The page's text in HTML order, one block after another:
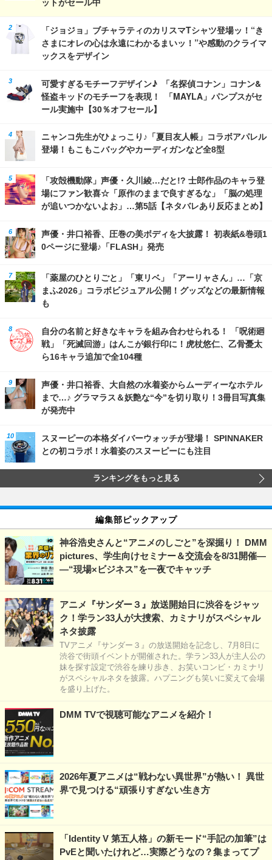
ットがセール中
「ジョジョ」ブチャラティのカリスマTシャツ登場ッ！“き
さまにオレの心は永遠にわかるまいッ！”や感動のクライマ
ックスをデザイン
可愛すぎるモチーフデザイン♪ 「名探偵コナン」コナン&
怪盗キッドのモチーフを表現！ 「MAYLA」パンプスがセ
ール実施中【30％オフセール】
ニャンコ先生がひょっこり♪「夏目友人帳」コラボアパレル
登場！もこもこバッグやカーディガンなど全8型
「攻殻機動隊」声優・久川綾…だと!? 士郎作品のキャラ登
場にファン歓喜☆「原作のままで良すぎるな」「脳の処理
が追いつかないよお」…第5話【ネタバレあり反応まとめ】
声優・井口裕香、圧巻の美ボディを大披露！ 初表紙&巻頭1
0ページに登場♪「FLASH」発売
「薬屋のひとりごと」「東リベ」「アーリャさん」…「京
まふ2026」コラボビジュアル公開！グッズなどの最新情報
も
自分の名前と好きなキャラを組み合わせられる！ 「呪術廻
戦」「死滅回游」はんこが銀行印に！虎杖悠仁、乙骨憂太
ら16キャラ追加で全104種
声優・井口裕香、大自然の水着姿からムーディーなホテル
まで…♪ グラマラス＆妖艶な“今”を切り取り！3冊目写真集
が発売中
スヌーピーの本格ダイバーウォッチが登場！ SPINNAKER
との初コラボ！水着姿のスヌーピーにも注目
ランキングをもっと見る
編集部ピックアップ
神谷浩史さんと“アニメのしごと”を深掘り！ DMM
pictures、学生向けセミナー＆交流会を8/31開催―
―“現場×ビジネス”を一夜でキャッチ
アニメ『サンダー３』放送開始日に渋谷をジャッ
ク！学ラン33人が大捜索、カミナリがスペシャル
ネタ披露
TVアニメ『サンダー３』の放送開始を記念し、7月8日に
渋谷で街頭イベントが開催された。学ラン33人が主人公の
妹を探す設定で渋谷を練り歩き、お笑いコンビ・カミナリ
がスペシャルネタを披露。ハプニングも笑いに変えて会場
を盛り上げた。
DMM TVで視聴可能なアニメを紹介！
2026年夏アニメは“戦わない異世界”が熱い！ 異世
界で見つける“頑張りすぎない生き方
「Identity V 第五人格」の新モード“手記の加筆”は
PvEと聞いたけれど…実際どうなの？集まってプ